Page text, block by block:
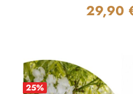
29,90
25%